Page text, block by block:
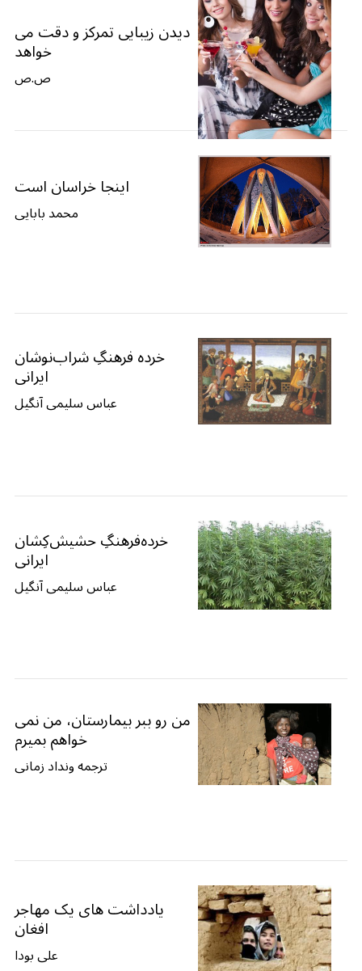
دیدن زیبایی تمرکز و دقت می
خواهد
ص.ص
اینجا خراسان است
محمد بابایی
خرده فرهنگِ شراب‌نوشان
ایرانی
عباس سلیمی آنگیل
خرده‌فرهنگِ حشیش‌کِشان
ایرانی
عباس سلیمی آنگیل
من رو ببر بیمارستان، من نمی
خواهم بمیرم
ترجمه ونداد زمانی
یادداشت های یک مهاجر
افغان
علی بودا